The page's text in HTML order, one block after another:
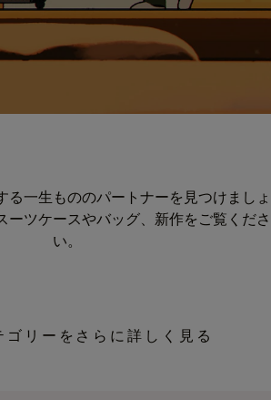
る一生もののパートナーを見つけましょ
ーツケースやバッグ、新作をご覧くださ
い。
ゴリーをさらに詳しく見る